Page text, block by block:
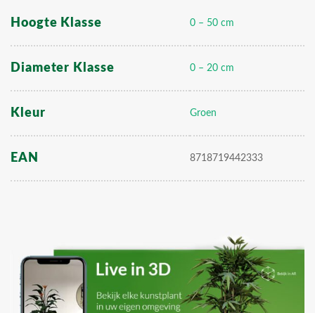
Hoogte Klasse 0 – 50 cm
Diameter Klasse 0 – 20 cm
Kleur Groen
EAN 8718719442333